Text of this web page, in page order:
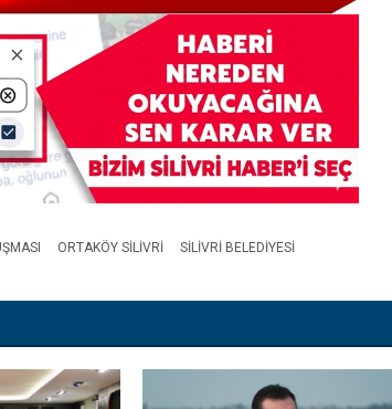
ORTAKÖY SILIVRI
SILIVRI BELEDIYESI